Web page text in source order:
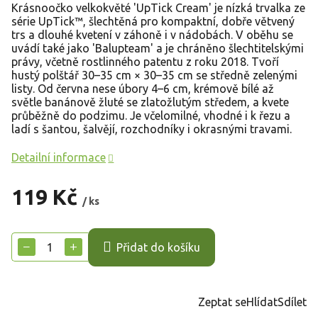
119 Kč / ks
cena:
+
− Přidat do košíku
Krásnoočko velkokvěté 'UpTick Cream' je nízká trvalka ze
série UpTick™, šlechtěná pro kompaktní, dobře větvený
trs a dlouhé kvetení v záhoně i v nádobách. V oběhu se
uvádí také jako 'Balupteam' a je chráněno šlechtitelskými
právy, včetně rostlinného patentu z roku 2018. Tvoří
hustý polštář 30–35 cm × 30–35 cm se středně zelenými
listy. Od června nese úbory 4–6 cm, krémově bílé až
světle banánově žluté se zlatožlutým středem, a kvete
průběžně do podzimu. Je včelomilné, vhodné i k řezu a
ladí s šantou, šalvějí, rozchodníky i okrasnými travami.
Detailní informace
Zeptat seHlídatSdílet